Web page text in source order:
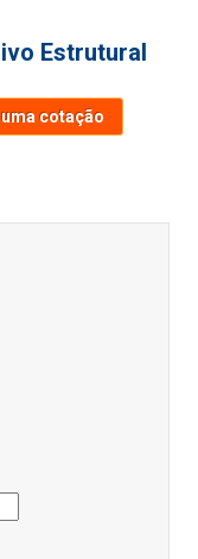
Estrutural
cotação